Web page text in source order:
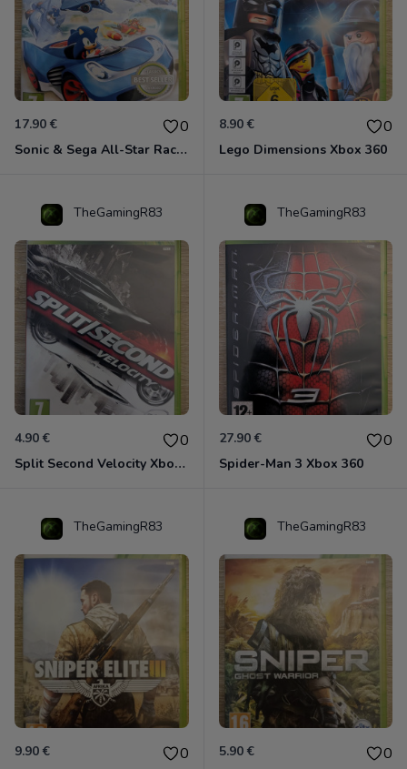
17.90 € 0
Sonic & Sega All-Star Racing - Transformed Xbox 360
8.90 € 0
Lego Dimensions Xbox 360
TheGamingR83
4.90 € 0
Split Second Velocity Xbox 360
TheGamingR83
27.90 € 0
Spider-Man 3 Xbox 360
TheGamingR83
9.90 € 0
TheGamingR83
5.90 € 0